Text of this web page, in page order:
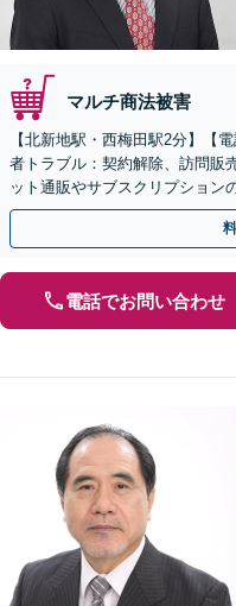
マルチ商法被害
【北新地駅・西梅田駅2分】【
者トラブル：契約解除、訪問販
ット通販やサブスクリプション
度ご相談ください【休日・夜間
電話でお問い合わせ